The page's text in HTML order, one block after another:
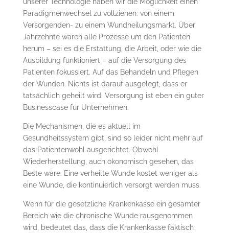
Paradigmenwechsel zu vollziehen: von einem
Versorgenden- zu einem Wundheilungsmarkt. Über
Jahrzehnte waren alle Prozesse um den Patienten
herum – sei es die Erstattung, die Arbeit, oder wie die
Ausbildung funktioniert – auf die Versorgung des
Patienten fokussiert. Auf das Behandeln und Pflegen
der Wunden. Nichts ist darauf ausgelegt, dass er
tatsächlich geheilt wird. Versorgung ist eben ein guter
Businesscase für Unternehmen.
Die Mechanismen, die es aktuell im
Gesundheitssystem gibt, sind so leider nicht mehr auf
das Patientenwohl ausgerichtet. Obwohl
Wiederherstellung, auch ökonomisch gesehen, das
Beste wäre. Eine verheilte Wunde kostet weniger als
eine Wunde, die kontinuierlich versorgt werden muss.
Wenn für die gesetzliche Krankenkasse ein gesamter
Bereich wie die chronische Wunde rausgenommen
wird, bedeutet das, dass die Krankenkasse faktisch